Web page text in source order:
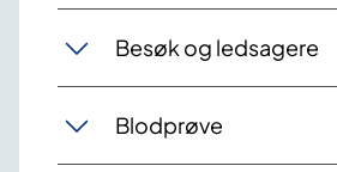
Besøk og ledsagere
Blodprøve